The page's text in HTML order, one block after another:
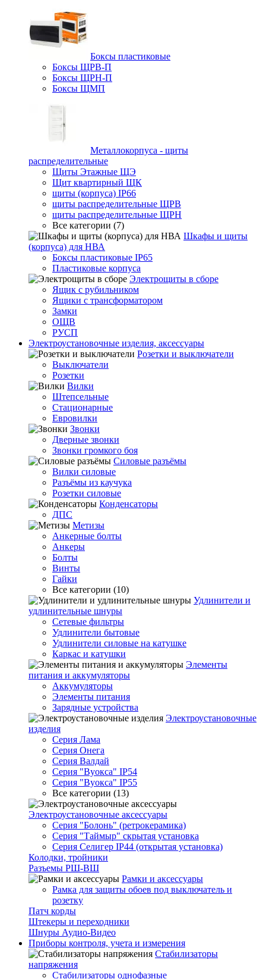
Боксы пластиковые
Боксы ЩРВ-П
Боксы ЩРН-П
Боксы ЩМП
Металлокорпуса - щиты
распределительные
Щиты Этажные ЩЭ
Щит квартирный ЩК
щиты (корпуса) IP66
щиты распределительные ЩРВ
щиты распределительные ЩРН
Все категории (7)
Шкафы и щиты
(корпуса) для НВА
Боксы пластиковые IP65
Пластиковые корпуса
Электрощиты в сборе
Ящик с рубильником
Ящики с трансформатором
Замки
ОЩВ
РУСП
Электроустановочные изделия, аксессуары
Розетки и выключатели
Выключатели
Розетки
Вилки
Штепсельные
Стационарные
Евровилки
Звонки
Дверные звонки
Звонки громкого боя
Силовые разъёмы
Вилки силовые
Разъёмы из каучука
Розетки силовые
Конденсаторы
ДПС
Метизы
Анкерные болты
Анкеры
Болты
Винты
Гайки
Все категории (10)
Удлинители и
удлинительные шнуры
Сетевые фильтры
Удлинители бытовые
Удлинители силовые на катушке
Каркас и катушки
Элементы
питания и аккумуляторы
Аккумуляторы
Элементы питания
Зарядные устройства
Электроустановочные
изделия
Серия Лама
Серия Онега
Серия Валдай
Серия "Вуокса" IP54
Серия "Вуокса" IP55
Все категории (13)
Электроустановочные аксессуары
Серия "Болонь" (ретрокерамика)
Серия "Таймыр" скрытая установка
Серия Селигер IP44 (открытая установка)
Колодки, тройники
Разъемы РШ-ВШ
Рамки и аксессуары
Рамка для защиты обоев под выключатель и
розетку
Патч корды
Штекеры и переходники
Шнуры Аудио-Видео
Приборы контроля, учета и измерения
Стабилизаторы
напряжения
Стабилизаторы однофазные